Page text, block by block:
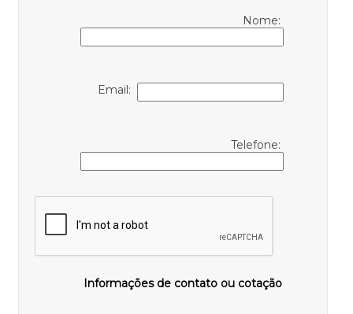
Nome:
Email:
Telefone:
Informações de contato ou cotação